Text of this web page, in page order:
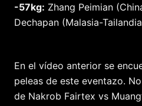
-57kg: Zhang Peimian
Dechapan (Malasia-
En el vídeo anterior se
peleas de este eventazo.
de Nakrob Fairtex vs